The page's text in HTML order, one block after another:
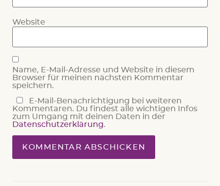
Website
Name, E-Mail-Adresse und Website in diesem
Browser für meinen nächsten Kommentar
speichern.
E-Mail-Benachrichtigung bei weiteren
Kommentaren. Du findest alle wichtigen Infos
zum Umgang mit deinen Daten in der
Datenschutzerklärung.